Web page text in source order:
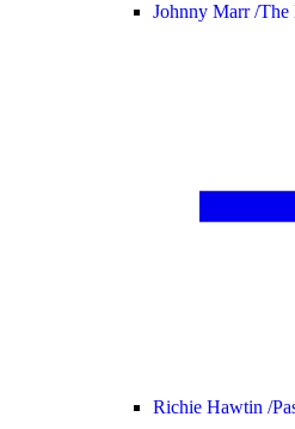
Johnny Marr /The
Richie Hawtin /